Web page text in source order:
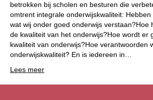
betrokken bij scholen en besturen die
omtrent integrale onderwijskwaliteit:
wat wij onder goed onderwijs verstaan?Hoe
de kwaliteit van het onderwijs?Hoe wordt er
kwaliteit van onderwijs?Hoe verantwoorden
onderwijskwaliteit? En is iedereen in…
Lees meer